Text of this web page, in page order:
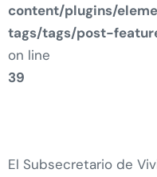
content/plugins/
tags/tags/post-
on line
39
El Subsecretario de